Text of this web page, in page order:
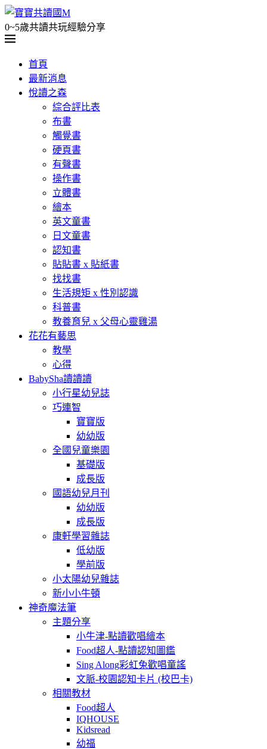
0~5歲共讀共玩經驗分享
首頁
最新消息
悅讀之森
綜合評比表
布書
觸覺書
硬頁書
有聲書
操作書
立體書
繪本
英文童書
日文童書
認知書
貼貼書 x 貼紙書
找找書
生活規矩 x 性別認識
科普書
教養育兒 x 父母心靈雞湯
花花有藝思
教學
心得
BabySha讀讀讀
小行星幼兒誌
巧連智
寶寶版
幼幼版
全國兒童樂園
基礎版
成長版
國語幼兒月刊
幼幼版
成長版
康軒學習雜誌
低幼版
學前版
小太陽幼兒雜誌
新小小牛頓
神奇魔法筆
主題分享
小牛津-點讀歡唱繪本
Food超人-點讀認知圖鑑
Sing Along彩虹兔歡唱童謠
文脈-校園認知卡片 (校巴卡)
相關教材
Food超人
IQHOUSE
Kidsread
幼福